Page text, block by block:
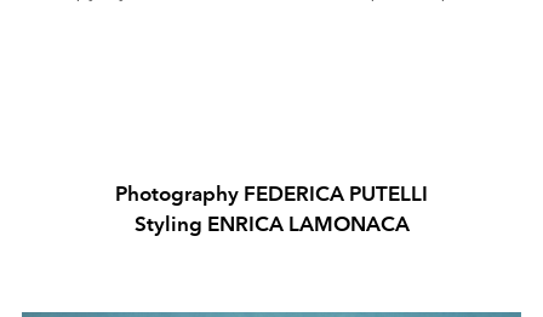
Photography FEDERICA PUTELLI
Styling ENRICA LAMONACA